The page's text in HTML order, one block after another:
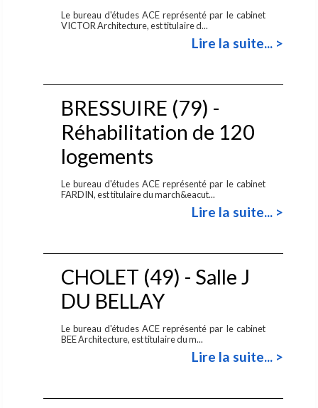
Le bureau d'études ACE représenté par le cabinet
VICTOR Architecture, est titulaire d...
Lire la suite... >
BRESSUIRE (79) -
Réhabilitation de 120
logements
Le bureau d'études ACE représenté par le cabinet
FARDIN, est titulaire du march&eacut...
Lire la suite... >
CHOLET (49) - Salle J
DU BELLAY
Le bureau d'études ACE représenté par le cabinet
BEE Architecture, est titulaire du m...
Lire la suite... >